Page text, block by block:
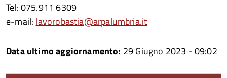
Tel: 075.911 6309
e-mail: lavorobastia@arpalumbria.it
Data ultimo aggiornamento: 29 Giugno 2023 - 09:02